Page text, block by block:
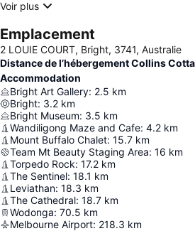
Voir plus
Emplacement
2 LOUIE COURT, Bright, 3741, Australie
Distance de l’hébergement Collins
Accommodation
Bright Art Gallery: 2.5 km
Bright: 3.2 km
Bright Museum: 3.5 km
Wandiligong Maze and Cafe: 4.2 km
Mount Buffalo Chalet: 15.7 km
Team Mt Beauty Staging Area: 16 km
Torpedo Rock: 17.2 km
The Sentinel: 18.1 km
Leviathan: 18.3 km
The Cathedral: 18.7 km
Wodonga: 70.5 km
Melbourne Airport: 218.3 km